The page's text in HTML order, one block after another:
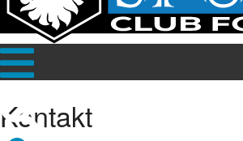
Kontakt